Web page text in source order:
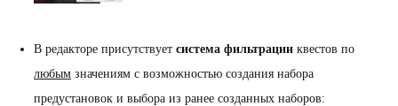
В редакторе присутствует система фильтрации квестов по
любым значениям с возможностью создания набора
предустановок и выбора из ранее созданных наборов: